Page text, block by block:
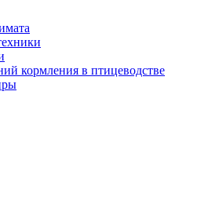
кормления в птицеводстве